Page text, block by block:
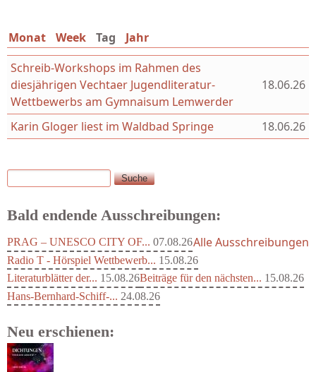
Monat Week Tag (aktiver Reiter)
Jahr
Schreib-Workshops im Rahmen des
diesjährigen Vechtaer Jugendliteratur-
Wettbewerbs am Gymnaisum Lemwerder
18.06.26
Karin Gloger liest im Waldbad Springe 18.06.26
Suchformular
Suche
Bald endende Ausschreibungen:
PRAG – UNESCO CITY OF... 07.08.26
Radio T - Hörspiel Wettbewerb... 15.08.26
Literaturblätter der... 15.08.26Beiträge für den nächsten... 15.08.26
Hans-Bernhard-Schiff-... 24.08.26
Alle Ausschreibungen
Neu erschienen: